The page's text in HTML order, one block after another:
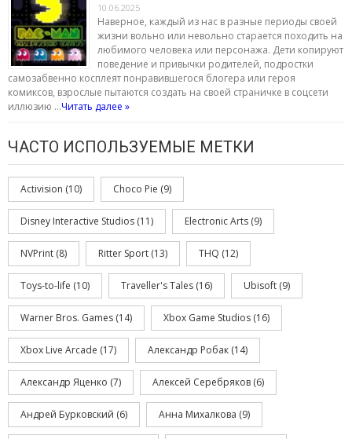
10.06.2025
Наверное, каждый из нас в разные периоды своей
жизни вольно или невольно старается походить на
любимого человека или персонажа. Дети копируют
поведение и привычки родителей, подростки
самозабвенно косплеят понравившегося блогера или героя
комиксов, взрослые пытаются создать на своей страничке в соцсети
иллюзию …Читать далее »
ЧАСТО ИСПОЛЬЗУЕМЫЕ МЕТКИ
Activision (10) Choco Pie (9)
Disney Interactive Studios (11) Electronic Arts (9)
NVPrint (8) Ritter Sport (13) THQ (12)
Toys-to-life (10) Traveller's Tales (16) Ubisoft (9)
Warner Bros. Games (14) Xbox Game Studios (16)
Xbox Live Arcade (17) Александр Робак (14)
Александр Яценко (7) Алексей Серебряков (6)
Андрей Бурковский (6) Анна Михалкова (9)